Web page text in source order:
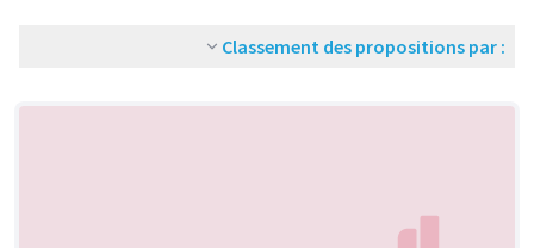
Classement des propositions par :